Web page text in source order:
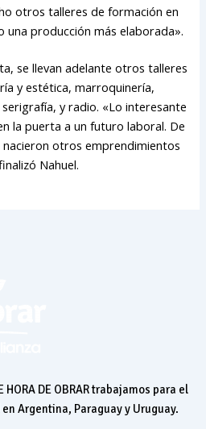
otros talleres de formación en
una producción más elaborada».
se llevan adelante otros talleres
y estética, marroquinería,
y radio. «Lo interesante
la puerta a un futuro laboral. De
otros emprendimientos
Nahuel.
HORA DE OBRAR trabajamos para el
Argentina, Paraguay y Uruguay.